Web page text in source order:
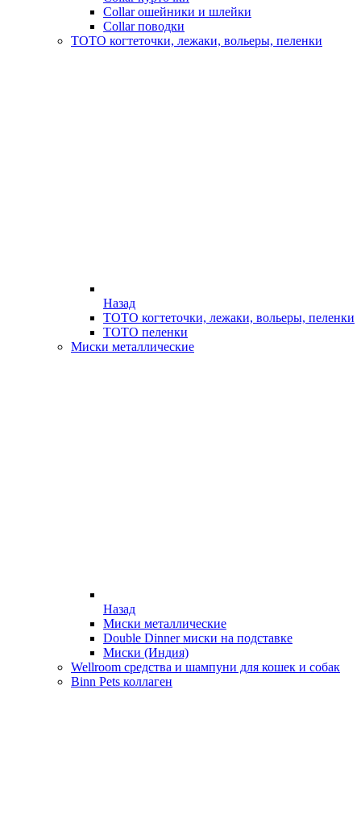
Collar ошейники и шлейки
Collar поводки
ТОТО когтеточки, лежаки, вольеры, пеленки
Назад
ТОТО когтеточки, лежаки, вольеры, пеленки
ТОТО пеленки
Миски металлические
Назад
Миски металлические
Double Dinner миски на подставке
Миски (Индия)
Wellroom средства и шампуни для кошек и собак
Binn Pets коллаген